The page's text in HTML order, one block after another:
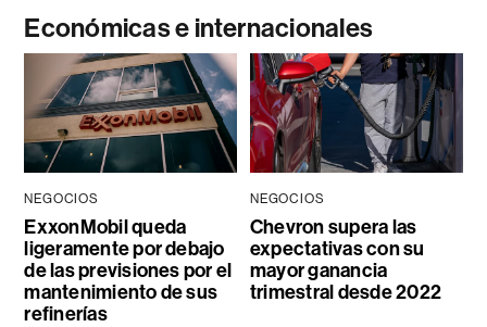
Económicas e internacionales
NEGOCIOS
ExxonMobil queda
ligeramente por debajo
de las previsiones por el
mantenimiento de sus
refinerías
NEGOCIOS
Chevron supera las
expectativas con su
mayor ganancia
trimestral desde 2022